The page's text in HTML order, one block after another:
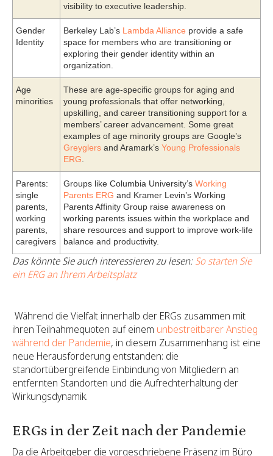
visibility to executive leadership.
Gender
Identity
Berkeley Lab’s Lambda Alliance provide a safe
space for members who are transitioning or
exploring their gender identity within an
organization.
Age
minorities
These are age-specific groups for aging and
young professionals that offer networking,
upskilling, and career transitioning support for a
members’ career advancement. Some great
examples of age minority groups are Google’s
Greyglers and Aramark’s Young Professionals
ERG
Parents:
single
parents,
working
parents,
caregivers
Groups like Columbia University’s Working
Parents ERG and Kramer Levin’s Working
Parents Affinity Group raise awareness on
working parents issues within the workplace and
share resources and support to improve work-life
balance and productivity.
Das könnte Sie auch interessieren zu lesen:So starten Sie
ein ERG an Ihrem Arbeitsplatz
‍ Während die Vielfalt innerhalb der ERGs zusammen mit
ihren Teilnahmequoten auf einem unbestreitbarer Anstieg
während der Pandemie, in diesem Zusammenhang ist eine
neue Herausforderung entstanden: die
standortübergreifende Einbindung von Mitgliedern an
entfernten Standorten und die Aufrechterhaltung der
Wirkungsdynamik.
ERGs in der Zeit nach der Pandemie
Da die Arbeitgeber die vorgeschriebene Präsenz im Büro